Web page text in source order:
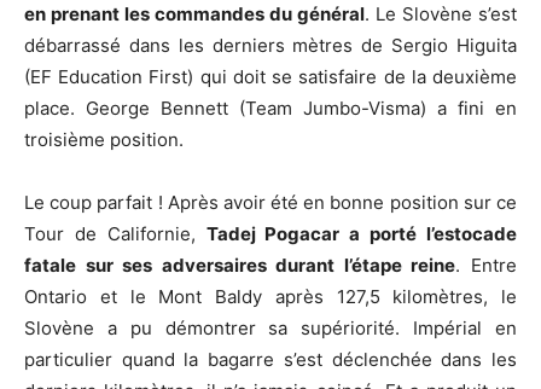
en prenant les commandes du général. Le Slovène s’est
débarrassé dans les derniers mètres de Sergio Higuita
(EF Education First) qui doit se satisfaire de la deuxième
place. George Bennett (Team Jumbo-Visma) a fini en
troisième position.
Le coup parfait ! Après avoir été en bonne position sur ce
Tour de Californie, Tadej Pogacar a porté l’estocade
fatale sur ses adversaires durant l’étape reine. Entre
Ontario et le Mont Baldy après 127,5 kilomètres, le
Slovène a pu démontrer sa supériorité. Impérial en
particulier quand la bagarre s’est déclenchée dans les